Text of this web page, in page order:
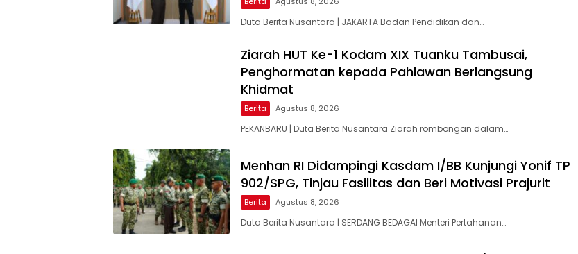
Duta Berita Nusantara | JAKARTA Badan Pendidikan dan…
Ziarah HUT Ke-1 Kodam XIX Tuanku Tambusai,
Penghormatan kepada Pahlawan Berlangsung
Khidmat
Berita Agustus 8, 2026
PEKANBARU | Duta Berita Nusantara Ziarah rombongan dalam…
Menhan RI Didampingi Kasdam I/BB Kunjungi Yonif TP
902/SPG, Tinjau Fasilitas dan Beri Motivasi Prajurit
Berita Agustus 8, 2026
Duta Berita Nusantara | SERDANG BEDAGAI Menteri Pertahanan…